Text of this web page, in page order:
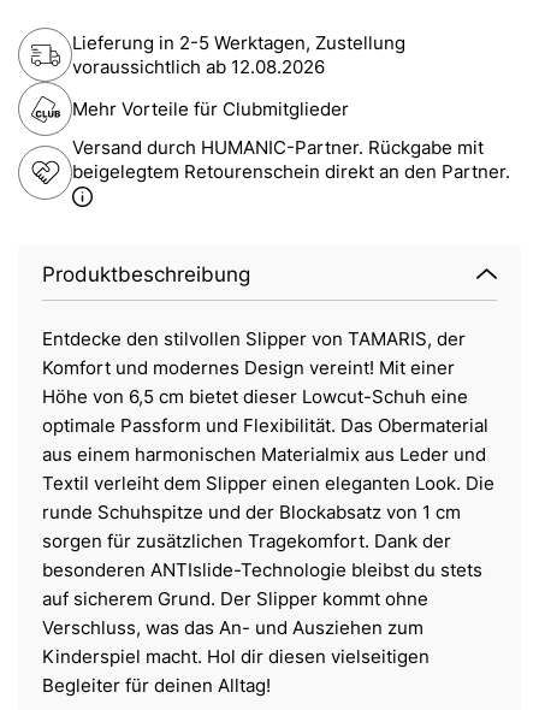
Lieferung in 2-5 Werktagen, Zustellung
voraussichtlich ab 12.08.2026
Mehr Vorteile für Clubmitglieder
Versand durch HUMANIC-Partner. Rückgabe mit
beigelegtem Retourenschein direkt an den Partner.
Produktbeschreibung
Entdecke den stilvollen Slipper von TAMARIS, der
Komfort und modernes Design vereint! Mit einer
Höhe von 6,5 cm bietet dieser Lowcut-Schuh eine
optimale Passform und Flexibilität. Das Obermaterial
aus einem harmonischen Materialmix aus Leder und
Textil verleiht dem Slipper einen eleganten Look. Die
runde Schuhspitze und der Blockabsatz von 1 cm
sorgen für zusätzlichen Tragekomfort. Dank der
besonderen ANTIslide-Technologie bleibst du stets
auf sicherem Grund. Der Slipper kommt ohne
Verschluss, was das An- und Ausziehen zum
Kinderspiel macht. Hol dir diesen vielseitigen
Begleiter für deinen Alltag!